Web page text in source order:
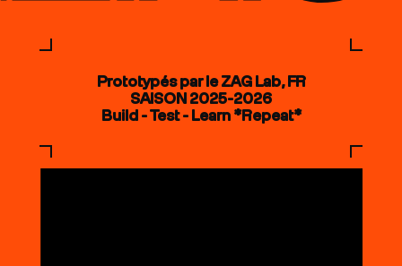
Prototypés par le ZAG Lab, FR
SAISON 2025-2026
Build - Test - Learn *Repeat*